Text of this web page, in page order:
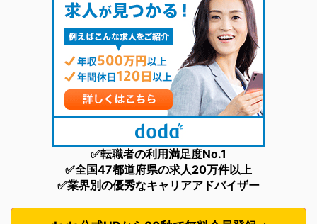
✅転職者の利用満足度No.1
✅全国47都道府県の求人20万件以上
✅業界別の優秀なキャリアアドバイザー